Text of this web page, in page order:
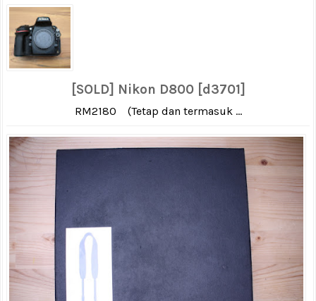
[SOLD] Nikon D800 [d3701]
RM2180 (Tetap dan termasuk ...